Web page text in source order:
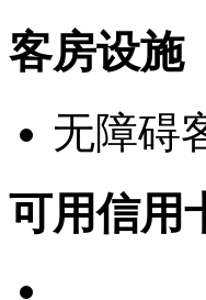
客房设施
无障碍
可用信用